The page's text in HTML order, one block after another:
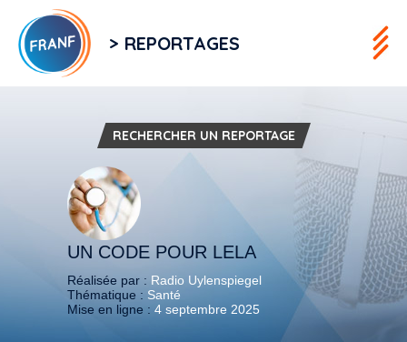
> REPORTAGES
RECHERCHER UN REPORTAGE
UN CODE POUR LELA
Réalisée par : Radio Uylenspiegel
Thématique : Santé
Mise en ligne : 4 septembre 2025